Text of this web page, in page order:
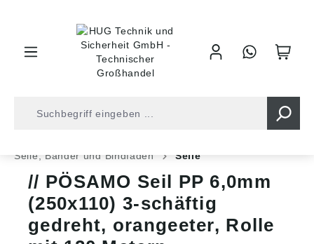
Seile, Bänder und Bindfäden
Seile
PÖSAMO Seil PP 6,0mm
(250x110) 3-schäftig
gedreht, orangeeter, Rolle